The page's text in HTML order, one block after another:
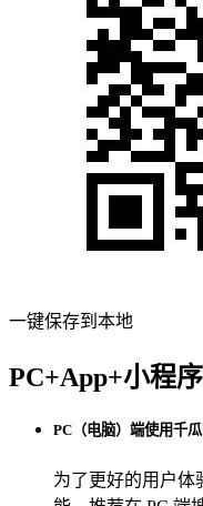
一键保存到本地
PC+App+小程
PC（电脑）端使用千瓜
为了更好的用户体